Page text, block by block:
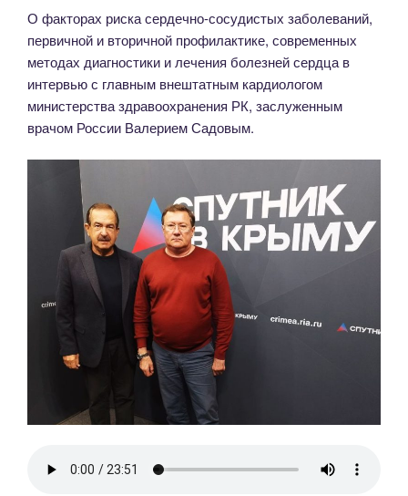
со
дня
основания
Кардиологического
диспансера»
О факторах риска сердечно-сосудистых заболеваний,
первичной и вторичной профилактике, современных
методах диагностики и лечения болезней сердца в
интервью с главным внештатным кардиологом
министерства здравоохранения РК, заслуженным
врачом России Валерием Садовым.